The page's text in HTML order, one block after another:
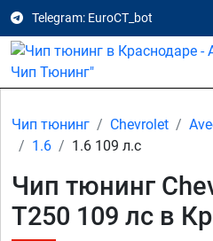
Telegram: EuroCT_bot
Чип тюнинг Chevrolet
1.6
1.6 109 л.с
Чип тюнинг
T250 109 лс в